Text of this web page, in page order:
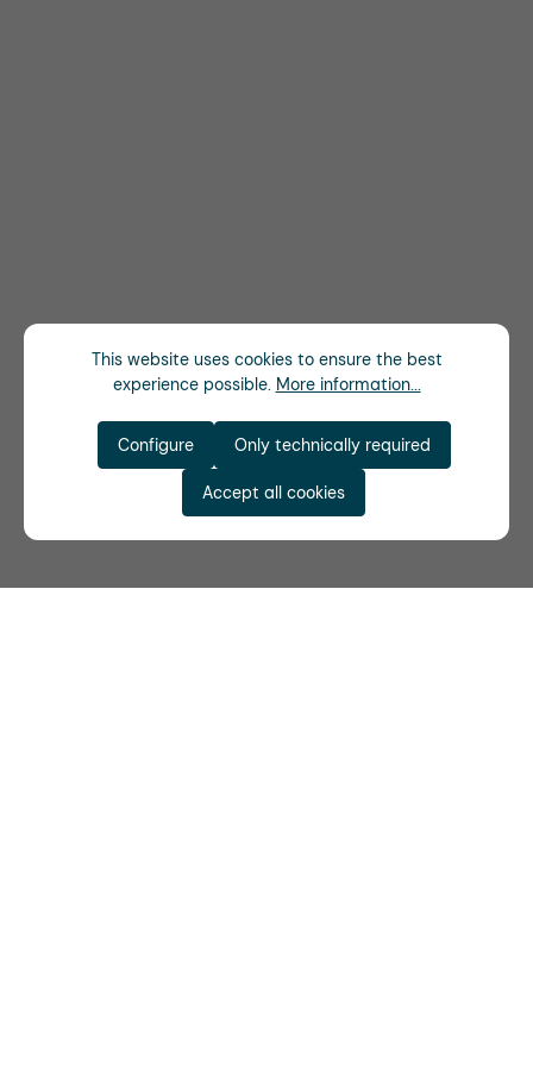
This website uses cookies to ensure the best
experience possible. More information...
Only technically required
Configure
Accept all cookies